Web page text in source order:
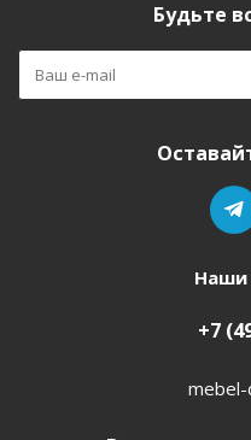
Будьте
Наши
+7
mebel-